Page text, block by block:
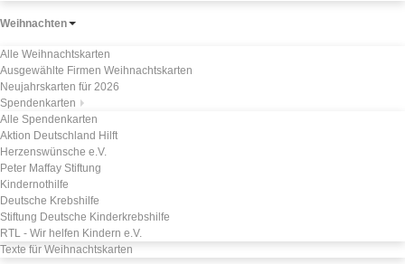
Weihnachten
Alle Weihnachtskarten
Ausgewählte Firmen Weihnachtskarten
Neujahrskarten für 2026
Spendenkarten
Alle Spendenkarten
Aktion Deutschland Hilft
Herzenswünsche e.V.
Peter Maffay Stiftung
Kindernothilfe
Deutsche Krebshilfe
Stiftung Deutsche Kinderkrebshilfe
RTL - Wir helfen Kindern e.V.
Texte für Weihnachtskarten